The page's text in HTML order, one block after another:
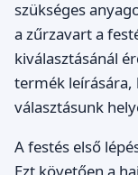
szükséges
a zűrzavart a
kiválasztásánál
termék leírására,
választásunk
A festés első